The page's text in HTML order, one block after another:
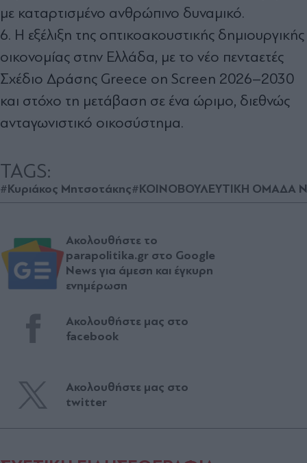
με καταρτισμένο ανθρώπινο δυναμικό.
6. Η εξέλιξη της οπτικοακουστικής δημιουργικής
οικονομίας στην Ελλάδα, με το νέο πενταετές
Σχέδιο Δράσης Greece on Screen 2026–2030
και στόχο τη μετάβαση σε ένα ώριμο, διεθνώς
ανταγωνιστικό οικοσύστημα.
TAGS:
#Κυριάκος Μητσοτάκης#ΚΟΙΝΟΒΟΥΛΕΥΤΙΚΗ ΟΜΑΔΑ
Ακολουθήστε το
parapolitika.gr στο Google
News για άμεση και έγκυρη
ενημέρωση
Ακολουθήστε μας στο
facebook
Ακολουθήστε μας στο
twitter